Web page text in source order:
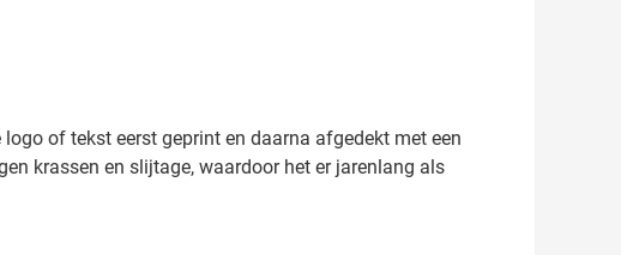
of tekst eerst geprint en daarna afgedekt met een
krassen en slijtage, waardoor het er jarenlang als